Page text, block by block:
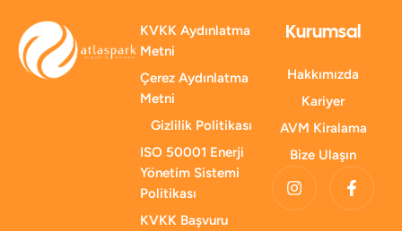
KVKK Aydınlatma
Metni
Çerez Aydınlatma
Metni
Gizlilik Politikası
ISO 50001 Enerji
Yönetim Sistemi
Politikası
KVKK Başvuru
Kurumsal
Hakkımızda
Kariyer
AVM Kiralama
Bize Ulaşın